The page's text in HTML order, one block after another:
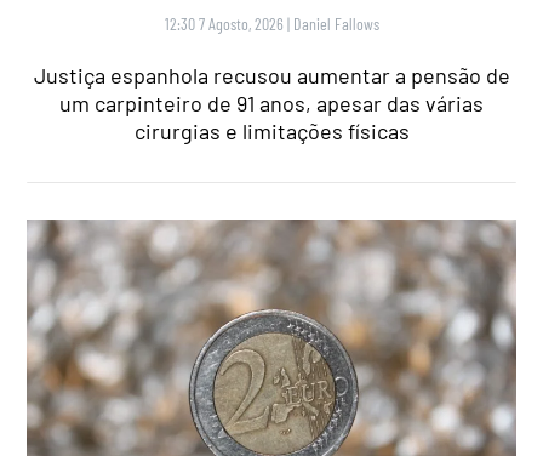
12:30 7 Agosto, 2026 | Daniel Fallows
Justiça espanhola recusou aumentar a pensão de
um carpinteiro de 91 anos, apesar das várias
cirurgias e limitações físicas